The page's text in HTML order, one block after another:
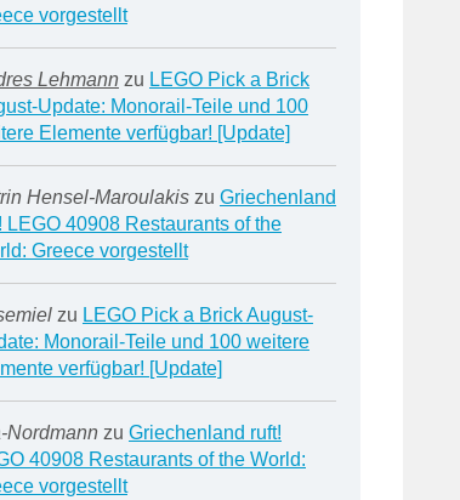
vorgestellt
Lehmannzu LEGO Pick a Brick
Update: Monorail-Teile und 100
Elemente verfügbar! [Update]
Hensel-Maroulakiszu Griechenland
LEGO 40908 Restaurants of the
Greece vorgestellt
zu LEGO Pick a Brick August-
Monorail-Teile und 100 weitere
verfügbar! [Update]
Nordmannzu Griechenland ruft!
40908 Restaurants of the World:
vorgestellt